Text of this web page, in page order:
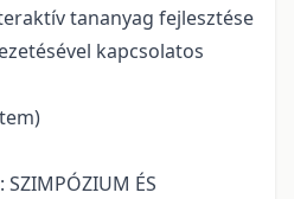
tananyag fejlesztése
kapcsolatos
ÉS